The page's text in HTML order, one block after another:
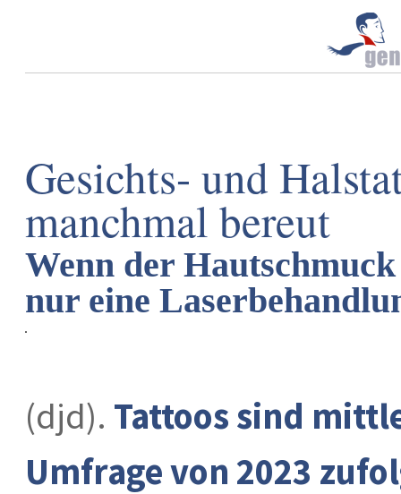
Gesichts- und
manchmal bereut
Wenn der
nur eine
(djd). Tattoos sind
Umfrage von 2023